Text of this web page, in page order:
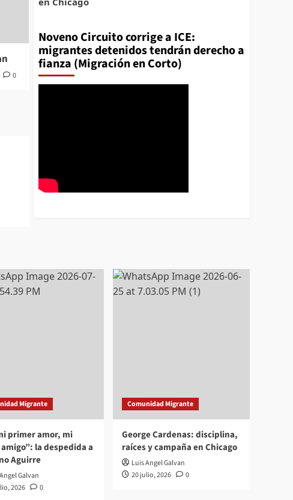
0
Noveno Circuito corrige a ICE:
migrantes detenidos tendrán derecho a
fianza (Migración en Corto)
Migrante
primer amor, mi
la despedida a
Aguirre
Galvan
2026
0
Comunidad Migrante
George Cardenas: disciplina,
raíces y campaña en Chicago
Luis Angel Galvan
20 julio, 2026
0